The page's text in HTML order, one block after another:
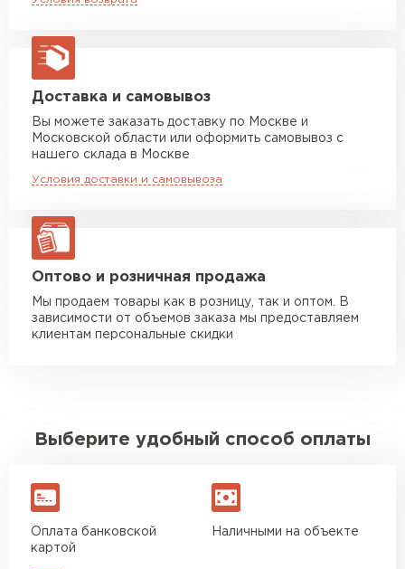
макс. длина груза 13,5 м
Манипулятор до 5 тн
макс. длина груза 6 м
Манипулятор до 10 тн
макс. длина груза 8 м
Манипулятор до 20 тн
Доставка и самовывоз
Вы можете заказать доставку по Москве и
Московской области или оформить самовывоз с
нашего склада в Москве
Условия доставки и самовывоза
Оптово и розничная продажа
Мы продаем товары как в розницу, так и оптом. В
зависимости от объемов заказа мы предоставляем
клиентам персональные скидки
Выберите удобный способ оплаты
Оплата банковской
картой
Наличными на объекте